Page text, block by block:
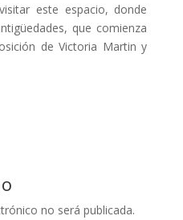
este espacio, donde
que comienza
de Victoria Martin y
no será publicada.